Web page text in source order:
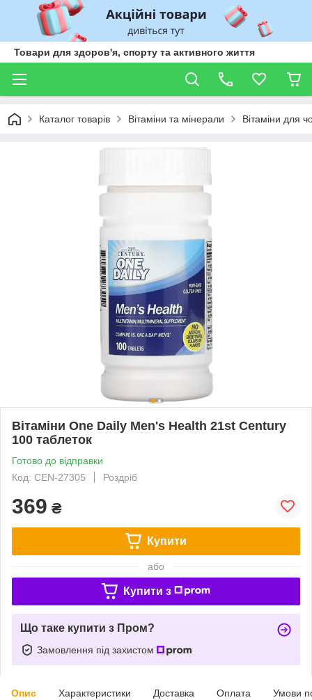
Товари для здоров'я, спорту та активного життя
Каталог товарів Вітаміни та мінерали Вітаміни для
Вітаміни One Daily Men's Health 21st Century
100 таблеток
Готово до відправки
Код: CEN-27305
Роздріб
369 ₴
Купити
або
Купити з
Що таке купити з Пром?
Замовлення під захистом
Опис Характеристики Доставка Оплата Умови